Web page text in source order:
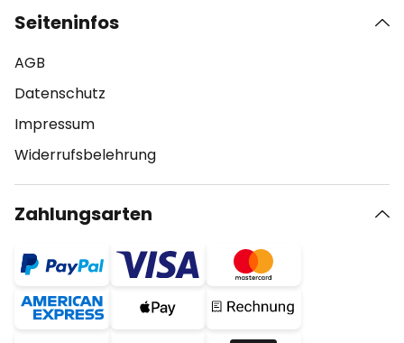
Seiteninfos
AGB
Datenschutz
Impressum
Widerrufsbelehrung
Zahlungsarten